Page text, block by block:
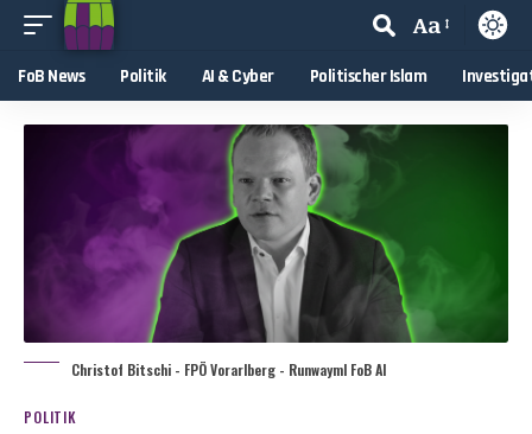
Aa
FoB News Politik AI & Cyber Politischer Islam
Christof Bitschi - FPÖ Vorarlberg - Runwayml FoB AI
POLITIK